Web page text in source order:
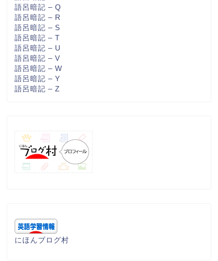
語呂暗記 – Q
語呂暗記 – R
語呂暗記 – S
語呂暗記 – T
語呂暗記 – U
語呂暗記 – V
語呂暗記 – W
語呂暗記 – Y
語呂暗記 – Z
にほんブログ村